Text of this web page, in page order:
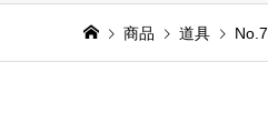
商品 道具